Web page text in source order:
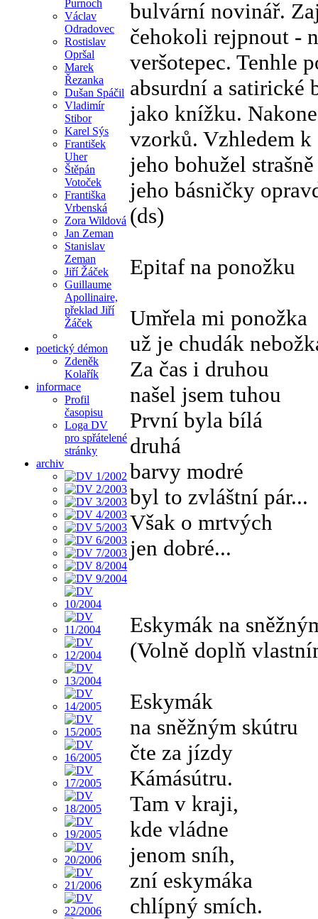
Purnoch
Václav
Odradovec
Rostislav
Opršal
Marek
Řezanka
Dušan Spáčil
Vladimír
Stibor
Karel Sýs
František
Uher
Štěpán
Votoček
Františka
Vrbenská
Zora Wildová
Jan Zeman
Stanislav
Zeman
Jiří Žáček
Guillaume
Apollinaire,
překlad Jiří
Žáček
poetický démon
Zdeněk
Kolařík
informace
Profil
časopisu
Loga DV
pro spřátelené
stránky
archiv
bulvární novinář.
čehokoli rejpnout -
veršotepec. Tenhle
absurdní a satirické
jako knížku.
vzorků. Vzhledem k
jeho bohužel
jeho básničky
(ds)
Epitaf na ponožku
Umřela mi ponožka
už je chudák
Za čas i druhou
našel jsem tuhou
První byla bílá
druhá
barvy modré
byl to zvláštní pár...
Však o mrtvých
jen dobré...
Eskymák na
(Volně doplň
Eskymák
na sněžným skútru
čte za jízdy
Kámásútru.
Tam v kraji,
kde vládne
jenom sníh,
zní eskymáka
chlípný smích.